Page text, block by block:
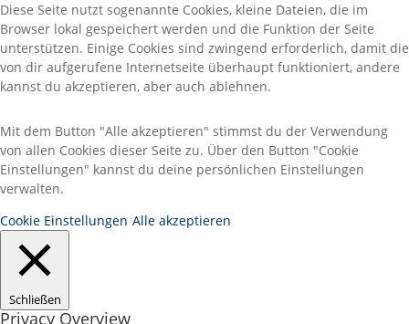
Diese Seite nutzt sogenannte Cookies, kleine Dateien, die im
Browser lokal gespeichert werden und die Funktion der Seite
unterstützen. Einige Cookies sind zwingend erforderlich, damit die
von dir aufgerufene Internetseite überhaupt funktioniert, andere
kannst du akzeptieren, aber auch ablehnen.
Mit dem Button "Alle akzeptieren" stimmst du der Verwendung
von allen Cookies dieser Seite zu. Über den Button "Cookie
Einstellungen" kannst du deine persönlichen Einstellungen
verwalten.
Cookie Einstellungen Alle akzeptieren
Schließen
Privacy Overview